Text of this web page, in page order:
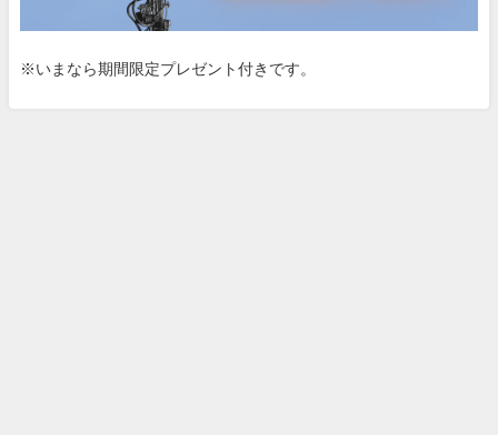
※いまなら期間限定プレゼント付きです。